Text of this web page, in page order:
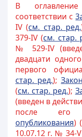
В
соответствии с
IV (см. стар. ред.
379-IV (см. стар.
№ 529-IV
двадцати
первого
стар. ред.);
(см. стар. ред.);
(введен в
после его
опубликования) (
10.07.12 г. № 34-